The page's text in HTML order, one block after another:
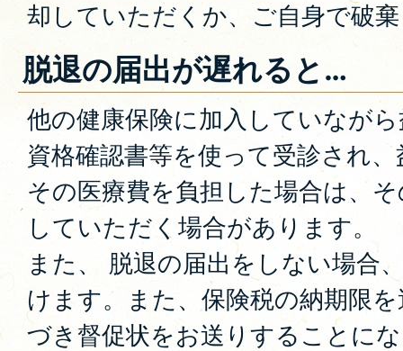
却していただくか、ご自身で破
脱退の届出が遅れると…
他の健康保険に加入していなが
資格確認書等を使って受診され
その医療費を負担した場合は、
していただく場合があります。
また、 脱退の届出をしない場合
けます。また、保険税の納期限
づき督促状をお送りすることに